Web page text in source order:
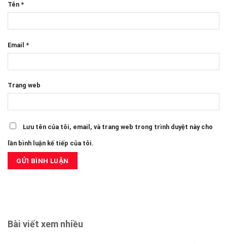
Tên *
Email *
Trang web
Lưu tên của tôi, email, và trang web trong trình duyệt này cho
lần bình luận kế tiếp của tôi.
Bài viết xem nhiều